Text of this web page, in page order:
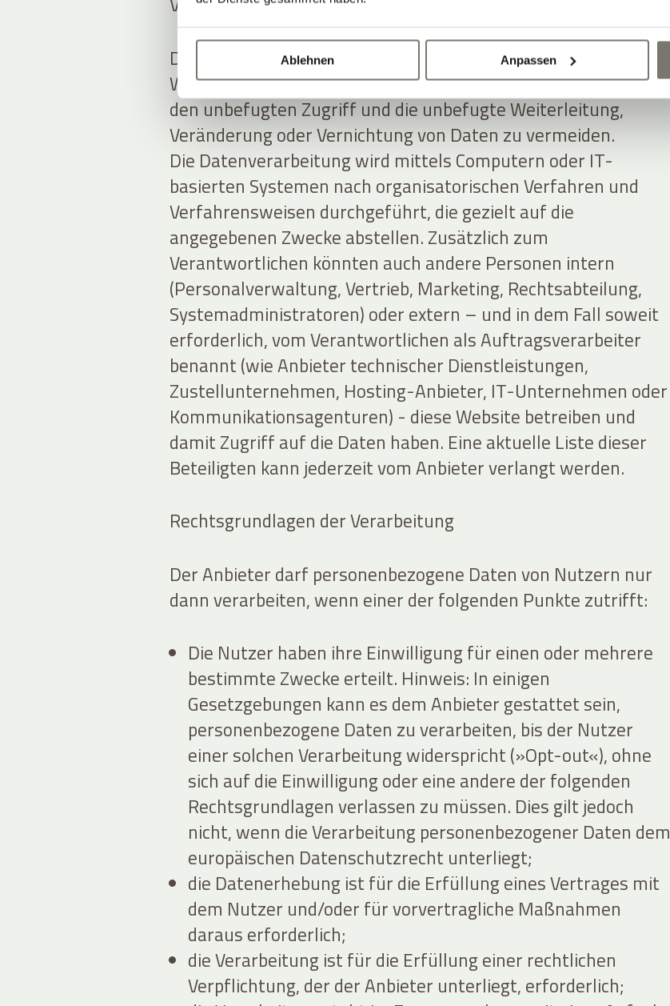
Ablehnen Anpassen
Der Anbieter verarbeitet die Nutzerdaten auf ordnungsgemäße
Weise und ergreift angemessene Sicherheitsmaßnahmen, um
den unbefugten Zugriff und die unbefugte Weiterleitung,
Veränderung oder Vernichtung von Daten zu vermeiden.
Die Datenverarbeitung wird mittels Computern oder IT-
basierten Systemen nach organisatorischen Verfahren und
Verfahrensweisen durchgeführt, die gezielt auf die
angegebenen Zwecke abstellen. Zusätzlich zum
Verantwortlichen könnten auch andere Personen intern
(Personalverwaltung, Vertrieb, Marketing, Rechtsabteilung,
Systemadministratoren) oder extern – und in dem Fall soweit
erforderlich, vom Verantwortlichen als Auftragsverarbeiter
benannt (wie Anbieter technischer Dienstleistungen,
Zustellunternehmen, Hosting-Anbieter, IT-Unternehmen oder
Kommunikationsagenturen) - diese Website betreiben und
damit Zugriff auf die Daten haben. Eine aktuelle Liste dieser
Beteiligten kann jederzeit vom Anbieter verlangt werden.
Rechtsgrundlagen der Verarbeitung
Der Anbieter darf personenbezogene Daten von Nutzern nur
dann verarbeiten, wenn einer der folgenden Punkte zutrifft:
Die Nutzer haben ihre Einwilligung für einen oder mehrere
bestimmte Zwecke erteilt. Hinweis: In einigen
Gesetzgebungen kann es dem Anbieter gestattet sein,
personenbezogene Daten zu verarbeiten, bis der Nutzer
einer solchen Verarbeitung widerspricht (»Opt-out«), ohne
sich auf die Einwilligung oder eine andere der folgenden
Rechtsgrundlagen verlassen zu müssen. Dies gilt jedoch
nicht, wenn die Verarbeitung personenbezogener Daten dem
europäischen Datenschutzrecht unterliegt;
die Datenerhebung ist für die Erfüllung eines Vertrages mit
dem Nutzer und/oder für vorvertragliche Maßnahmen
daraus erforderlich;
die Verarbeitung ist für die Erfüllung einer rechtlichen
Verpflichtung, der der Anbieter unterliegt, erforderlich;